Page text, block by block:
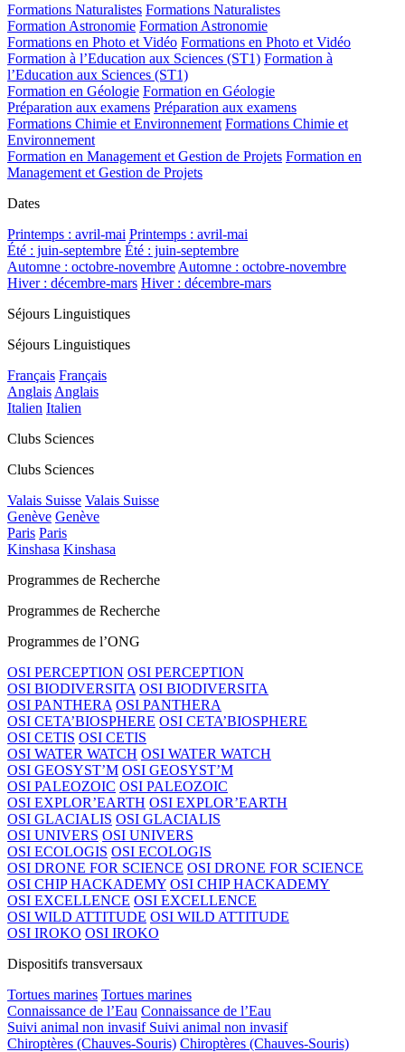
Formations Naturalistes Formations Naturalistes
Formation Astronomie Formation Astronomie
Formations en Photo et Vidéo Formations en Photo et Vidéo
Formation à l’Education aux Sciences (ST1) Formation à
l’Education aux Sciences (ST1)
Formation en Géologie Formation en Géologie
Préparation aux examens Préparation aux examens
Formations Chimie et Environnement Formations Chimie et
Environnement
Formation en Management et Gestion de Projets Formation en
Management et Gestion de Projets
Dates
Printemps : avril-mai Printemps : avril-mai
Été : juin-septembre Été : juin-septembre
Automne : octobre-novembre Automne : octobre-novembre
Hiver : décembre-mars Hiver : décembre-mars
Séjours Linguistiques
Séjours Linguistiques
Français Français
Anglais Anglais
Italien Italien
Clubs Sciences
Clubs Sciences
Valais Suisse Valais Suisse
Genève Genève
Paris Paris
Kinshasa Kinshasa
Programmes de Recherche
Programmes de Recherche
Programmes de l’ONG
OSI PERCEPTION OSI PERCEPTION
OSI BIODIVERSITA OSI BIODIVERSITA
OSI PANTHERA OSI PANTHERA
OSI CETA’BIOSPHERE OSI CETA’BIOSPHERE
OSI CETIS OSI CETIS
OSI WATER WATCH OSI WATER WATCH
OSI GEOSYST’M OSI GEOSYST’M
OSI PALEOZOIC OSI PALEOZOIC
OSI EXPLOR’EARTH OSI EXPLOR’EARTH
OSI GLACIALIS OSI GLACIALIS
OSI UNIVERS OSI UNIVERS
OSI ECOLOGIS OSI ECOLOGIS
OSI DRONE FOR SCIENCE OSI DRONE FOR SCIENCE
OSI CHIP HACKADEMY OSI CHIP HACKADEMY
OSI EXCELLENCE OSI EXCELLENCE
OSI WILD ATTITUDE OSI WILD ATTITUDE
OSI IROKO OSI IROKO
Dispositifs transversaux
Tortues marines Tortues marines
Connaissance de l’Eau Connaissance de l’Eau
Suivi animal non invasif Suivi animal non invasif
Chiroptères (Chauves-Souris) Chiroptères (Chauves-Souris)